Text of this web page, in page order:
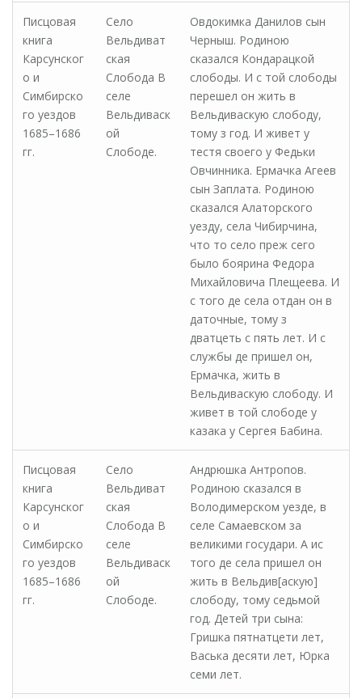
Писцовая
книга
Карсунског
о и
Симбирско
го уездов
1685–1686
гг.
Село
Вельдиват
ская
Слобода В
селе
Вельдиваск
ой
Слободе.
Овдокимка Данилов сын
Черныш. Родиною
сказался Кондарацкой
слободы. И с той слободы
перешел он жить в
Вельдиваскую слободу,
тому з год. И живет у
тестя своего у Федьки
Овчинника. Ермачка Агеев
сын Заплата. Родиною
сказался Алаторского
уезду, села Чибирчина,
что то село преж сего
было боярина Федора
Михайловича Плещеева. И
с того де села отдан он в
даточные, тому з
дватцеть с пять лет. И с
службы де пришел он,
Ермачка, жить в
Вельдиваскую слободу. И
живет в той слободе у
казака у Сергея Бабина.
Писцовая
книга
Карсунског
о и
Симбирско
го уездов
1685–1686
гг.
Село
Вельдиват
ская
Слобода В
селе
Вельдиваск
ой
Слободе.
Андрюшка Антропов.
Родиною сказался в
Володимерском уезде, в
селе Самаевском за
великими государи. А ис
того де села пришел он
жить в Вельдив[аскую]
слободу, тому седьмой
год. Детей три сына:
Гришка пятнатцети лет,
Васька десяти лет, Юрка
семи лет.